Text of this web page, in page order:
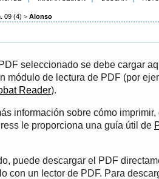
09 (4) > Alonso
seleccionado se debe cargar
módulo de lectura de PDF (por
Reader).
información sobre cómo
le proporciona una guía útil de
puede descargar el PDF
con un lector de PDF. Para